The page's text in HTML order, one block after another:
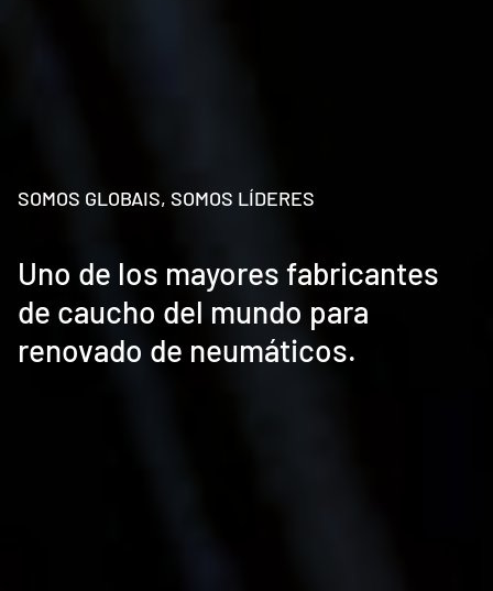
SOMOS GLOBAIS, SOMOS LÍDERES
Uno de los mayores fabricantes
de caucho del mundo para
renovado de neumáticos.